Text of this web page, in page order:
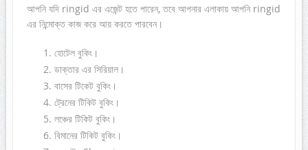
আপনি যদি ringid এর এজেন্ট হতে পারেন, তবে আপনার এলাকায় আপনি ringid
এর নিন্মোক্ত কাজ করে আয় করতে পারবেন।
হোটেল বুকিং।
ডাক্তার এর সিরিয়াল।
বাসের টিকেট বুকিং।
ট্রেনের টিকিট বুকিং।
লঞ্চের টিকিট বুকিং।
বিমানের টিকিট বুকিং।